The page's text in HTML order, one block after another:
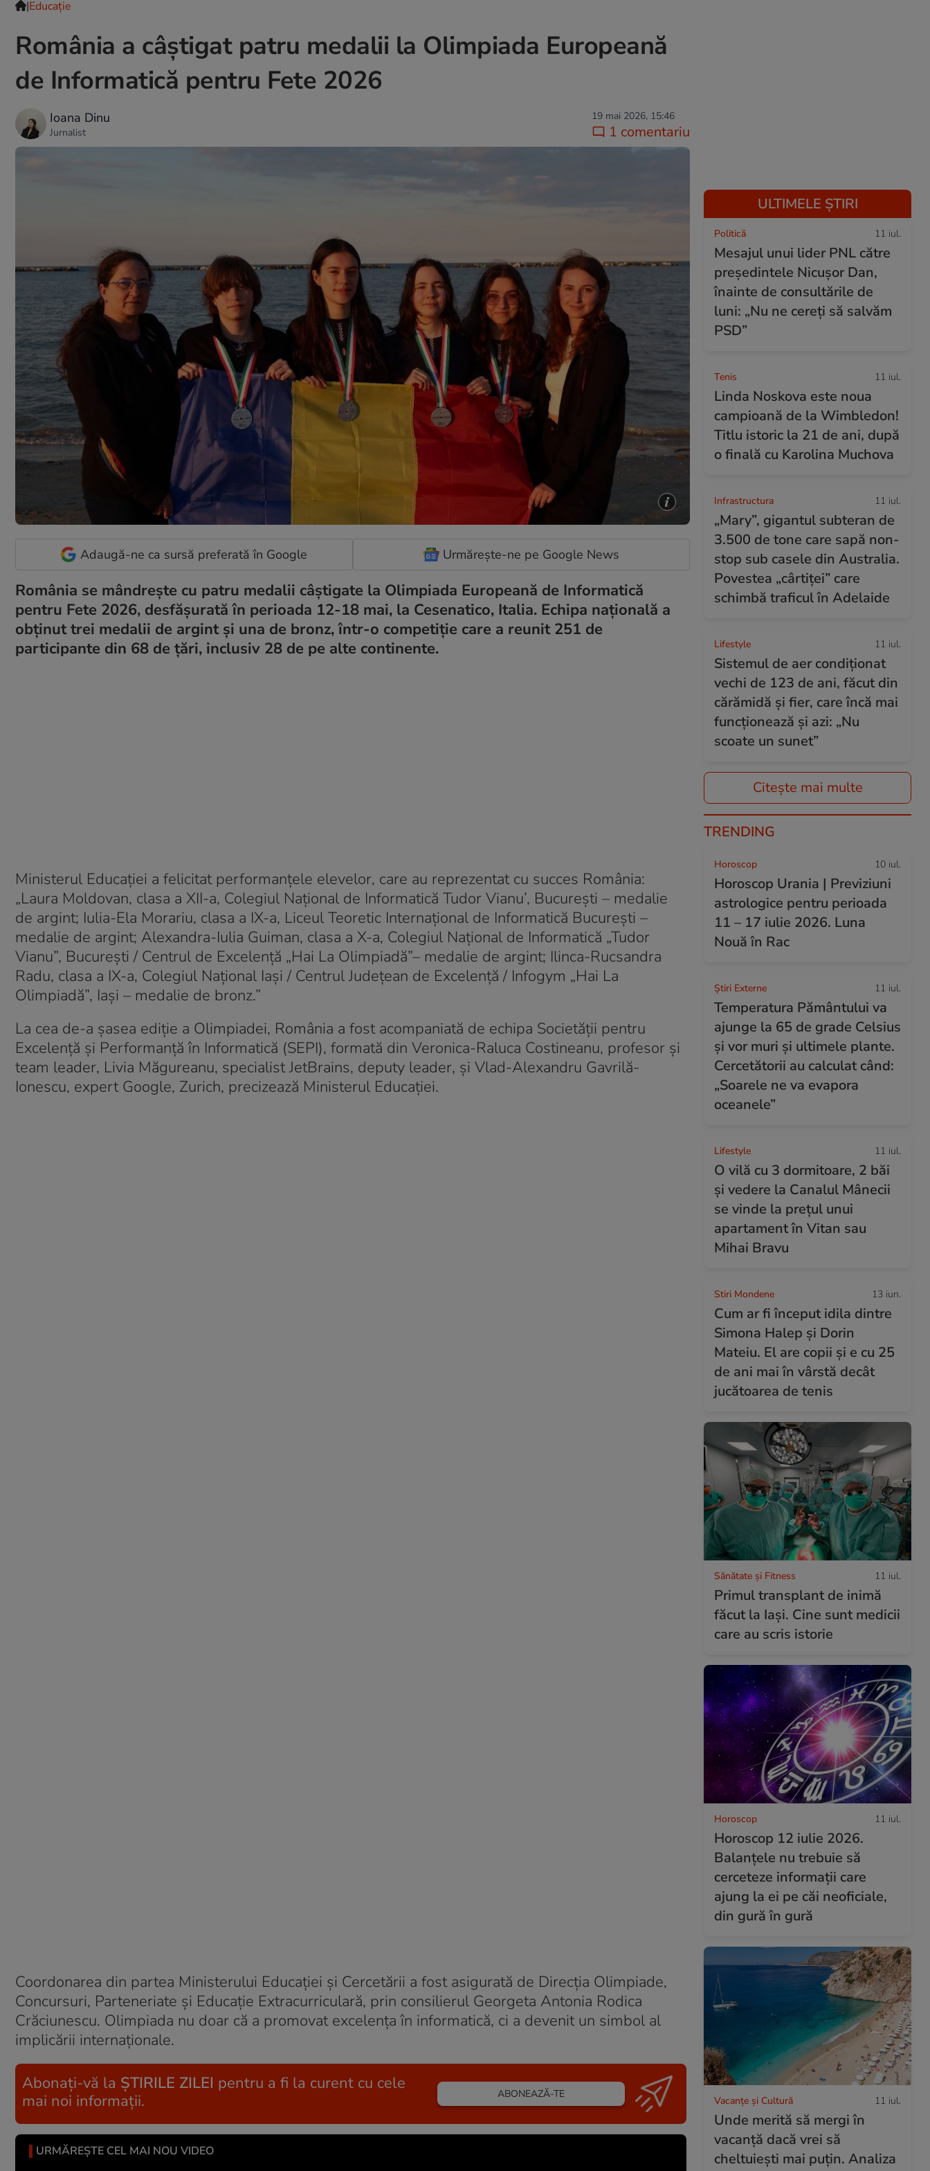
|Educație
România a câștigat patru medalii la Olimpiada Europeană
de Informatică pentru Fete 2026
Ioana Dinu
Jurnalist
19 mai 2026, 15:46
1 comentariu
Adaugă-ne ca sursă preferată în Google Urmărește-ne pe Google News
România se mândrește cu patru medalii câștigate la Olimpiada Europeană de Informatică
pentru Fete 2026, desfășurată în perioada 12-18 mai, la Cesenatico, Italia. Echipa națională a
obținut trei medalii de argint și una de bronz, într-o competiție care a reunit 251 de
participante din 68 de țări, inclusiv 28 de pe alte continente.
Ministerul Educației a felicitat performanțele elevelor, care au reprezentat cu succes România:
„Laura Moldovan, clasa a XII-a, Colegiul Național de Informatică Tudor Vianu’, București – medalie
de argint; Iulia-Ela Morariu, clasa a IX-a, Liceul Teoretic Internațional de Informatică București –
medalie de argint; Alexandra-Iulia Guiman, clasa a X-a, Colegiul Național de Informatică „Tudor
Vianu”, București / Centrul de Excelență „Hai La Olimpiadă”– medalie de argint; Ilinca-Rucsandra
Radu, clasa a IX-a, Colegiul Național Iași / Centrul Județean de Excelență / Infogym „Hai La
Olimpiadă”, Iași – medalie de bronz.”
La cea de-a șasea ediție a Olimpiadei, România a fost acompaniată de echipa Societății pentru
Excelență și Performanță în Informatică (SEPI), formată din Veronica-Raluca Costineanu, profesor și
team leader, Livia Măgureanu, specialist JetBrains, deputy leader, și Vlad-Alexandru Gavrilă-
Ionescu, expert Google, Zurich, precizează Ministerul Educației.
Coordonarea din partea Ministerului Educației și Cercetării a fost asigurată de Direcția Olimpiade,
Concursuri, Parteneriate și Educație Extracurriculară, prin consilierul Georgeta Antonia Rodica
Crăciunescu. Olimpiada nu doar că a promovat excelența în informatică, ci a devenit un simbol al
implicării internaționale.
Abonați-vă la ȘTIRILE ZILEI pentru a fi la curent cu cele
mai noi informații.
ABONEAZĂ-TE
URMĂREȘTE CEL MAI NOU VIDEO
ULTIMELE ȘTIRI
Politică 11 iul.
Mesajul unui lider PNL către
președintele Nicușor Dan,
înainte de consultările de
luni: „Nu ne cereți să salvăm
PSD”
Tenis 11 iul.
Linda Noskova este noua
campioană de la Wimbledon!
Titlu istoric la 21 de ani, după
o finală cu Karolina Muchova
Infrastructura 11 iul.
„Mary”, gigantul subteran de
3.500 de tone care sapă non-
stop sub casele din Australia.
Povestea „cârtiței” care
schimbă traficul în Adelaide
Lifestyle 11 iul.
Sistemul de aer condiționat
vechi de 123 de ani, făcut din
cărămidă și fier, care încă mai
funcționează și azi: „Nu
scoate un sunet”
Citește mai multe
TRENDING
Horoscop 10 iul.
Horoscop Urania | Previziuni
astrologice pentru perioada
11 – 17 iulie 2026. Luna
Nouă în Rac
Știri Externe 11 iul.
Temperatura Pământului va
ajunge la 65 de grade Celsius
și vor muri și ultimele plante.
Cercetătorii au calculat când:
„Soarele ne va evapora
oceanele”
Lifestyle 11 iul.
O vilă cu 3 dormitoare, 2 băi
și vedere la Canalul Mânecii
se vinde la prețul unui
apartament în Vitan sau
Mihai Bravu
Stiri Mondene 13 iun.
Cum ar fi început idila dintre
Simona Halep și Dorin
Mateiu. El are copii și e cu 25
de ani mai în vârstă decât
jucătoarea de tenis
Sănătate și Fitness 11 iul.
Primul transplant de inimă
făcut la Iași. Cine sunt medicii
care au scris istorie
Horoscop 11 iul.
Horoscop 12 iulie 2026.
Balanțele nu trebuie să
cerceteze informații care
ajung la ei pe căi neoficiale,
din gură în gură
Vacanțe și Cultură 11 iul.
Unde merită să mergi în
vacanță dacă vrei să
cheltuiești mai puțin. Analiza